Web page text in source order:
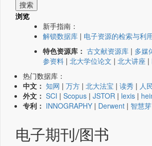
浏览
新手指南：
解锁数据库 | 电子资源的检索与利
特色资源库： 古文献资源库 | 多媒
参资料 | 北大学位论文 | 北大讲座 |
热门数据库：
中文： 知网 | 万方 | 北大法宝 | 读秀 | 人
外文： SCI | Scopus | JSTOR | lexis |
专利： INNOGRAPHY | Derwent | 智慧芽
电子期刊/图书